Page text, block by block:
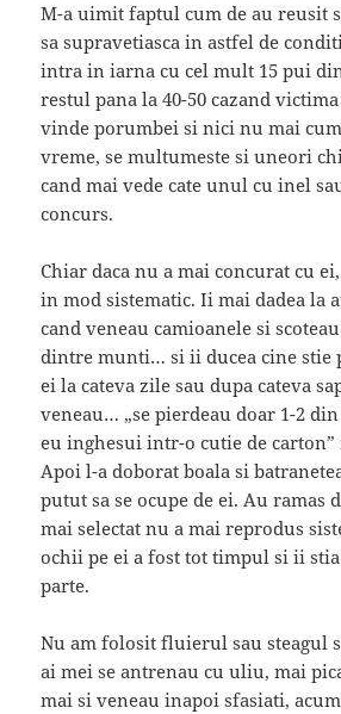
M-a uimit faptul cum de au reusit
sa supravetiasca in astfel de
intra in iarna cu cel mult 15 pui
restul pana la 40-50 cazand
vinde porumbei si nici nu mai
vreme, se multumeste si uneori
cand mai vede cate unul cu inel
concurs.
Chiar daca nu a mai concurat cu
in mod sistematic. Ii mai dadea la
cand veneau camioanele si
dintre munti… si ii ducea cine stie
ei la cateva zile sau dupa cateva
veneau… „se pierdeau doar 1-2 din
eu inghesui intr-o cutie de
Apoi l-a doborat boala si
putut sa se ocupe de ei. Au ramas
mai selectat nu a mai reprodus
ochii pe ei a fost tot timpul si ii
parte.
Nu am folosit fluierul sau steagul
ai mei se antrenau cu uliu, mai
mai si veneau inapoi sfasiati,